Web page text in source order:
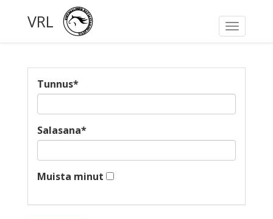
Toggle
VRL
Tunnus*
Salasana*
Muista minut